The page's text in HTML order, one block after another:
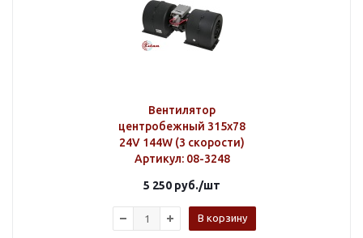
Вентилятор
центробежный 315х78
24V 144W (3 скорости)
Артикул: 08-3248
5 250 руб./шт
В корзину